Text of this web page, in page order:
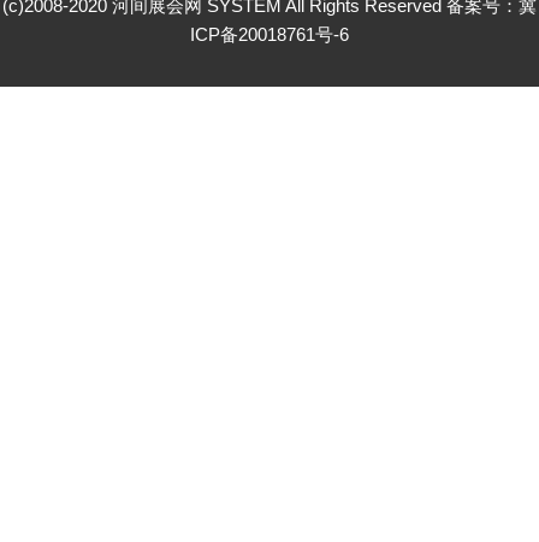
(c)2008-2020 河间展会网 SYSTEM All Rights Reserved 备案号： 冀
ICP备20018761号-6